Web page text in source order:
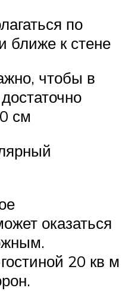
по
ближе к стене
чтобы в
см
оказаться
20 кв м